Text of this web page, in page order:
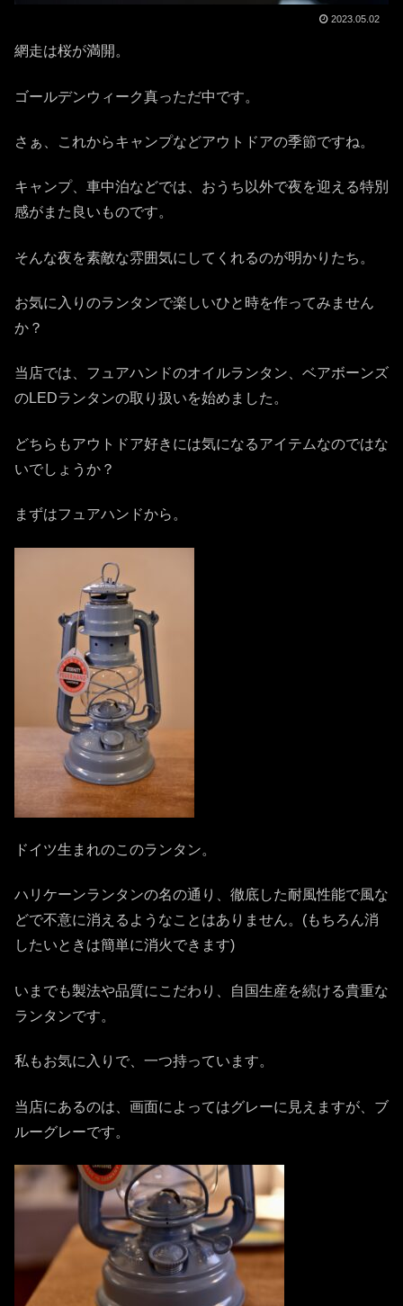
2023.05.02
網走は桜が満開。
ゴールデンウィーク真っただ中です。
さぁ、これからキャンプなどアウトドアの季節ですね。
キャンプ、車中泊などでは、おうち以外で夜を迎える特別
感がまた良いものです。
そんな夜を素敵な雰囲気にしてくれるのが明かりたち。
お気に入りのランタンで楽しいひと時を作ってみません
か？
当店では、フュアハンドのオイルランタン、ベアボーンズ
のLEDランタンの取り扱いを始めました。
どちらもアウトドア好きには気になるアイテムなのではな
いでしょうか？
まずはフュアハンドから。
ドイツ生まれのこのランタン。
ハリケーンランタンの名の通り、徹底した耐風性能で風な
どで不意に消えるようなことはありません。(もちろん消
したいときは簡単に消火できます)
いまでも製法や品質にこだわり、自国生産を続ける貴重な
ランタンです。
私もお気に入りで、一つ持っています。
当店にあるのは、画面によってはグレーに見えますが、ブ
ルーグレーです。